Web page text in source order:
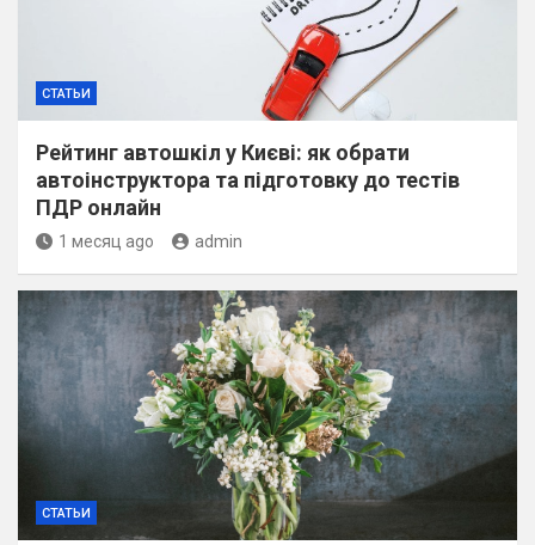
СТАТЬИ
Рейтинг автошкіл у Києві: як обрати
автоінструктора та підготовку до тестів
ПДР онлайн
1 месяц ago admin
СТАТЬИ